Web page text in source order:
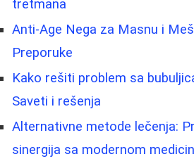
tretmana
Anti-Age Nega za Masnu i
Preporuke
Kako rešiti problem sa
Saveti i rešenja
Alternativne metode lečenja:
sinergija sa modernom